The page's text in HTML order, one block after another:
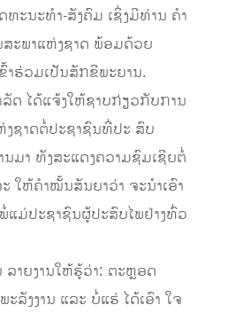
ະນະທຳ-ສັງຄົມ ເຊິ່ງມີທ່ານ ຄຳ
ະພາແຫ່ງຊາດ ພ້ອມດ້ວຍ
າຮ່ວມເປັນສັກຂີພະຍານ.
ດ ໄດ້ແຈ້ງໃຫ້ຊາບກ່ຽວກັບການ
ຊາດຕໍ່ປະຊາຊົນທີ່ປະ ສົບ
ມາ ທັງສະແດງຄວາມຊົມເຊີຍຕໍ່
ໃຫ້ຄຳໝັ້ນສັນຍາວ່າ ຈະນຳເອົາ
ແມ່ປະຊາຊົນຜູ້ປະສົບໄພຢ່າງທົ່ວ
ລາຍງານໃຫ້ຮູ້ວ່າ: ຕະຫຼອດ
ລັງງານ ແລະ ບໍ່ແຮ່ ໄດ້ເອົາ ໃຈ